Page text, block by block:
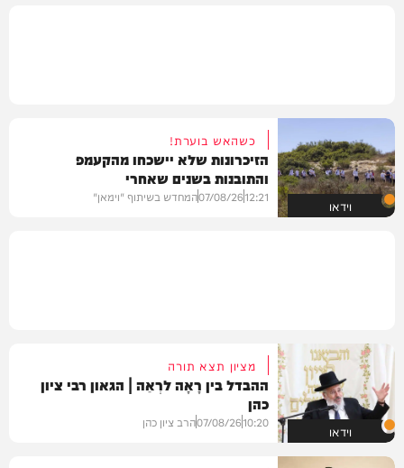
וידאו
כשהאש בוערת!
הזיכרונות שלא יישכחו מהקעמפ
והתובנות בשנים שאחרי
12:21
07/08/26המחדש בשיתוף "וימאן"
וידאו
מציון תצא תורה
ההבדל בין רָאָה לרְאֵה | הגאון רבי ציון
כהן
10:20
07/08/26הרב ציון כהן